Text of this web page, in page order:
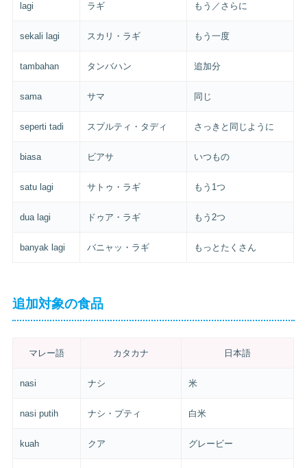
lagi ラギ もう／さらに
sekali lagi スカリ・ラギ もう一度
tambahan タンバハン 追加分
sama サマ 同じ
seperti tadi スプルティ・タディ さっきと同じように
biasa ビアサ いつもの
satu lagi サトゥ・ラギ もう1つ
dua lagi ドゥア・ラギ もう2つ
banyak lagi バニャッ・ラギ もっとたくさん
追加対象の食品
マレー語 カタカナ 日本語
nasi ナシ 米
nasi putih ナシ・プティ 白米
kuah クア グレービー